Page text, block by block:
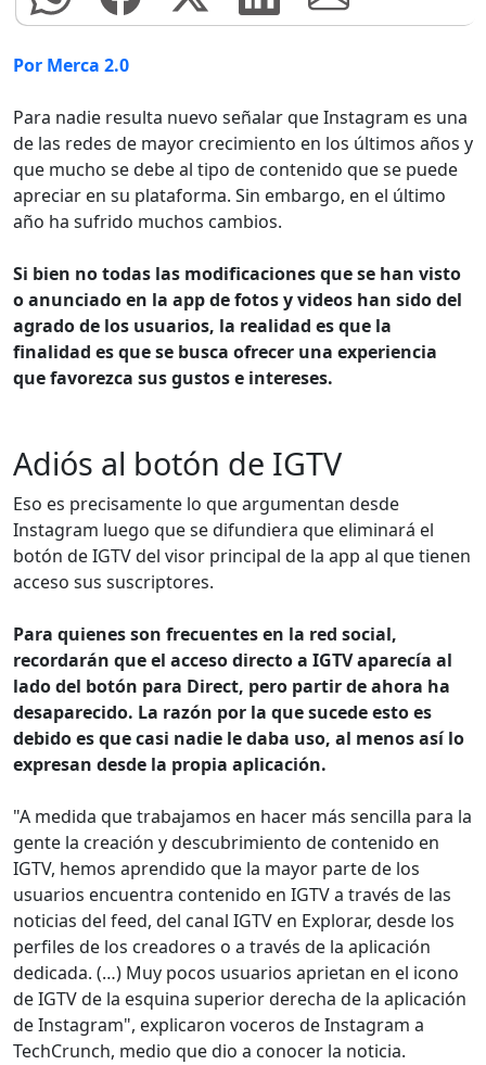
Por Merca 2.0
Para nadie resulta nuevo señalar que Instagram es una
de las redes de mayor crecimiento en los últimos años y
que mucho se debe al tipo de contenido que se puede
apreciar en su plataforma. Sin embargo, en el último
año ha sufrido muchos cambios.
Si bien no todas las modificaciones que se han visto
o anunciado en la app de fotos y videos han sido del
agrado de los usuarios, la realidad es que la
finalidad es que se busca ofrecer una experiencia
que favorezca sus gustos e intereses.
Adiós al botón de IGTV
Eso es precisamente lo que argumentan desde
Instagram luego que se difundiera que eliminará el
botón de IGTV del visor principal de la app al que tienen
acceso sus suscriptores.
Para quienes son frecuentes en la red social,
recordarán que el acceso directo a IGTV aparecía al
lado del botón para Direct, pero partir de ahora ha
desaparecido. La razón por la que sucede esto es
debido es que casi nadie le daba uso, al menos así lo
expresan desde la propia aplicación.
"A medida que trabajamos en hacer más sencilla para la
gente la creación y descubrimiento de contenido en
IGTV, hemos aprendido que la mayor parte de los
usuarios encuentra contenido en IGTV a través de las
noticias del feed, del canal IGTV en Explorar, desde los
perfiles de los creadores o a través de la aplicación
dedicada. (…) Muy pocos usuarios aprietan en el icono
de IGTV de la esquina superior derecha de la aplicación
de Instagram", explicaron voceros de Instagram a
TechCrunch, medio que dio a conocer la noticia.